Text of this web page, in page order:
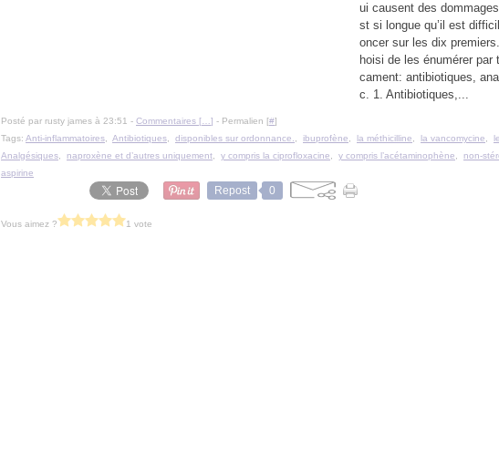
ui causent des
st si longue qu’il est
oncer sur les dix
hoisi de les énumérer par
cament: antibiotiques,
c. 1. Antibiotiques,...
Posté par rusty james à 23:51 - Commentaires [ ] - Permalien [#]
Tags: Anti-inflammatoires Antibiotiques disponibles sur ordonnance. ibuprofène la méthicilline la vancomycine
Analgésiques
naproxène et d’autres uniquement y compris la ciprofloxacine y compris l’acétaminophène
non-
aspirine
Repost 0
Vous aimez ? 1 vote